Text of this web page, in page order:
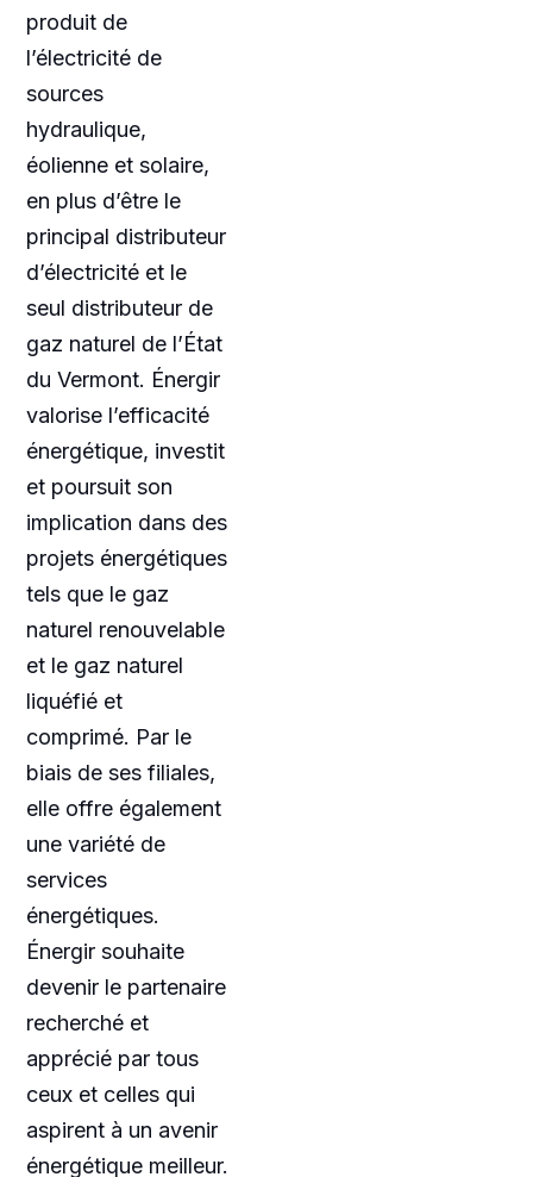
produit de
l’électricité de
sources
hydraulique,
éolienne et solaire,
en plus d’être le
principal distributeur
d’électricité et le
seul distributeur de
gaz naturel de l’État
du Vermont. Énergir
valorise l’efficacité
énergétique, investit
et poursuit son
implication dans des
projets énergétiques
tels que le gaz
naturel renouvelable
et le gaz naturel
liquéfié et
comprimé. Par le
biais de ses filiales,
elle offre également
une variété de
services
énergétiques.
Énergir souhaite
devenir le partenaire
recherché et
apprécié par tous
ceux et celles qui
aspirent à un avenir
énergétique meilleur.